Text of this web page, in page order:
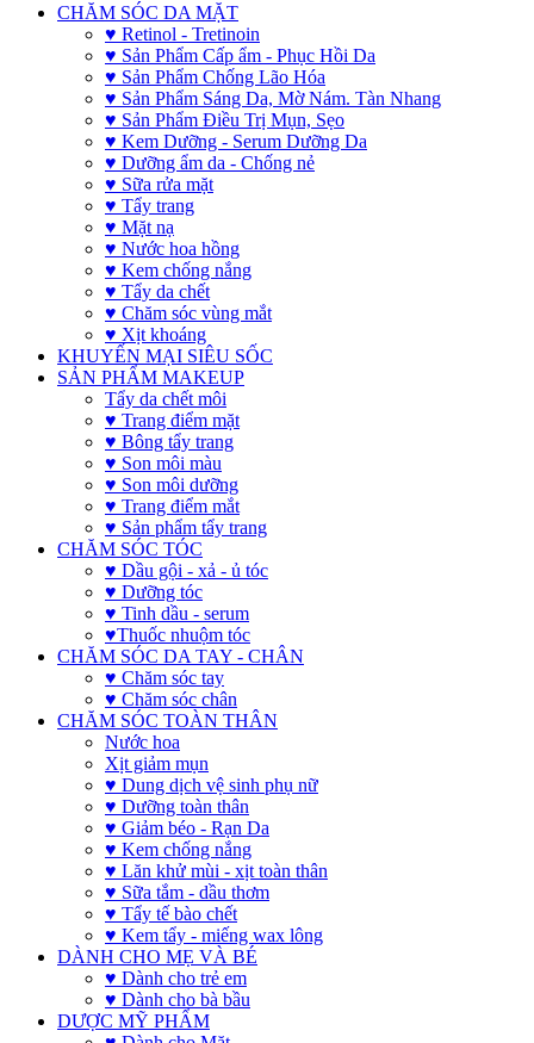
CHĂM SÓC DA MẶT
♥ Retinol - Tretinoin
♥ Sản Phẩm Cấp ẩm - Phục Hồi Da
♥ Sản Phẩm Chống Lão Hóa
♥ Sản Phẩm Sáng Da, Mờ Nám. Tàn Nhang
♥ Sản Phẩm Điều Trị Mụn, Sẹo
♥ Kem Dưỡng - Serum Dưỡng Da
♥ Dưỡng ẩm da - Chống nẻ
♥ Sữa rửa mặt
♥ Tẩy trang
♥ Mặt nạ
♥ Nước hoa hồng
♥ Kem chống nắng
♥ Tẩy da chết
♥ Chăm sóc vùng mắt
♥ Xịt khoáng
KHUYẾN MẠI SIÊU SỐC
SẢN PHẨM MAKEUP
Tẩy da chết môi
♥ Trang điểm mặt
♥ Bông tẩy trang
♥ Son môi màu
♥ Son môi dưỡng
♥ Trang điểm mắt
♥ Sản phẩm tẩy trang
CHĂM SÓC TÓC
♥ Dầu gội - xả - ủ tóc
♥ Dưỡng tóc
♥ Tinh dầu - serum
♥Thuốc nhuộm tóc
CHĂM SÓC DA TAY - CHÂN
♥ Chăm sóc tay
♥ Chăm sóc chân
CHĂM SÓC TOÀN THÂN
Nước hoa
Xịt giảm mụn
♥ Dung dịch vệ sinh phụ nữ
♥ Dưỡng toàn thân
♥ Giảm béo - Rạn Da
♥ Kem chống nắng
♥ Lăn khử mùi - xịt toàn thân
♥ Sữa tắm - dầu thơm
♥ Tẩy tế bào chết
♥ Kem tẩy - miếng wax lông
DÀNH CHO MẸ VÀ BÉ
♥ Dành cho trẻ em
♥ Dành cho bà bầu
DƯỢC MỸ PHẨM